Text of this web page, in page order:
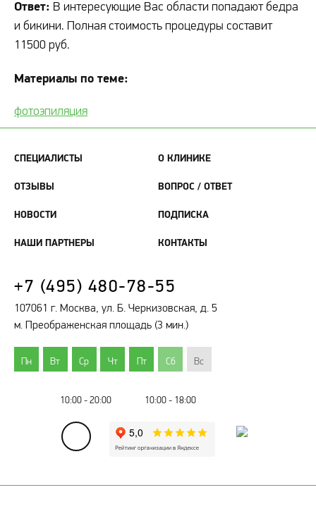
Ответ: В интересующие Вас области попадают бедра
и бикини. Полная стоимость процедуры составит
11500 руб.
Материалы по теме:
фотоэпиляция
СПЕЦИАЛИСТЫ О КЛИНИКЕ
ОТЗЫВЫ ВОПРОС / ОТВЕТ
НОВОСТИ ПОДПИСКА
НАШИ ПАРТНЕРЫ КОНТАКТЫ
+7 (495) 480-78-55
107061 г. Москва, ул. Б. Черкизовская, д. 5
м. Преображенская площадь (3 мин.)
Пн Вт Ср Чт Пт Сб Вс
10:00 - 20:00 10:00 - 18:00